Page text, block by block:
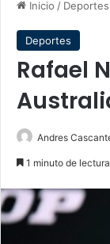
Inicio / Deportes
Deportes
Rafael
Andres
1 minuto de lectura